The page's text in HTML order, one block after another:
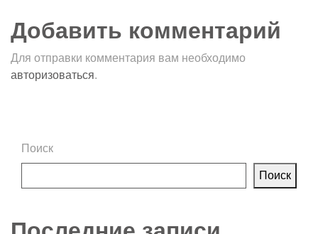
Добавить комментарий
Для отправки комментария вам необходимо
авторизоваться.
Поиск
Поиск